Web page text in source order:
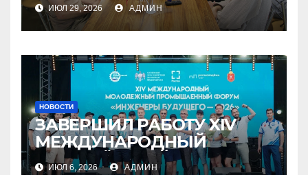
ИЮЛ 29, 2026 АДМИН
НОВОСТИ
ЗАВЕРШИЛ РАБОТУ XIV
МЕЖДУНАРОДНЫЙ
МОЛОДЁЖНЫЙ
ИЮЛ 6, 2026 АДМИН